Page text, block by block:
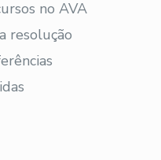
no AVA
resolução